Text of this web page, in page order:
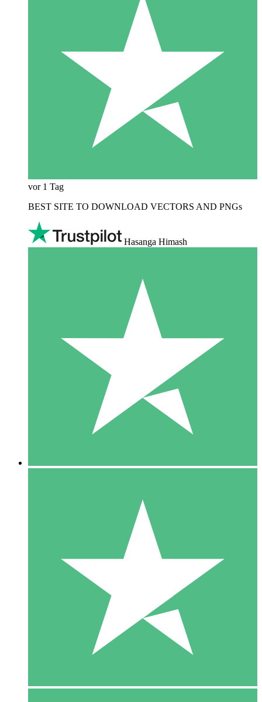
vor 1 Tag
BEST SITE TO DOWNLOAD VECTORS AND PNGs
Hasanga Himash